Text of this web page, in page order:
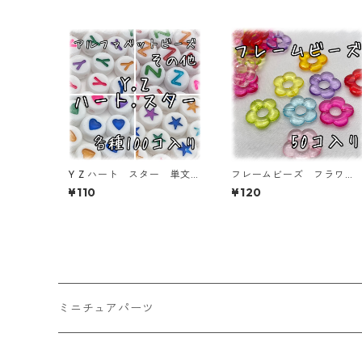
Y Z ハート スター 単文
字 アルファベットビー
ズ 100個入り【AB‐EA】
¥110
フレームビーズ フラワ
ー ミックス 50個入り
【AB‐FU11】
¥120
ミニチュアパーツ